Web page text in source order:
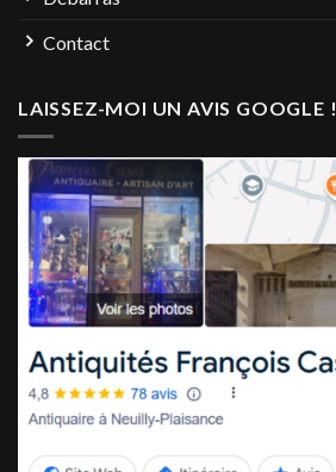
Contact
LAISSEZ-MOI UN AVIS GOOGLE !